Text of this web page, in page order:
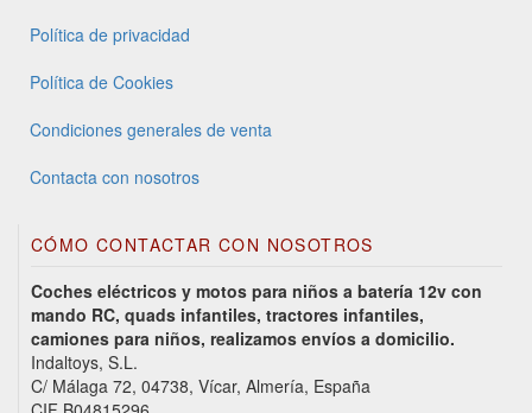
Política de privacidad
Política de Cookies
Condiciones generales de venta
Contacta con nosotros
CÓMO CONTACTAR CON NOSOTROS
Coches eléctricos y motos para niños a batería 12v con
mando RC, quads infantiles, tractores infantiles,
camiones para niños, realizamos envíos a domicilio.
Indaltoys, S.L.
C/ Málaga 72, 04738, Vícar, Almería, España